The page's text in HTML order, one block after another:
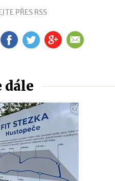
PŘES RSS
FB TW GP EM
dále